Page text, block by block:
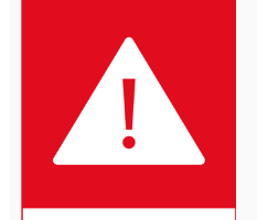
359 KR
produkten
flera
De